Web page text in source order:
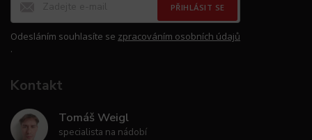
PŘIHLÁSIT SE
Odesláním souhlasíte se zpracováním osobních údajů
.
Kontakt
Tomáš Weigl
specialista na nádobí